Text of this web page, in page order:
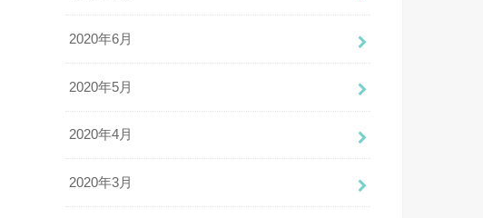
2020年6月
2020年5月
2020年4月
2020年3月